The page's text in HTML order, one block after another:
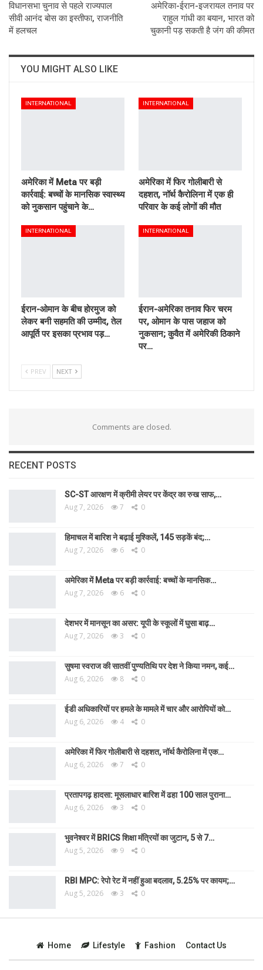
विधानसभा चुनाव से पहले राज्यपाल
सीवी आनंद बोस का इस्तीफा, राजनीति
में हलचल
अमेरिका-ईरान-इजरायल तनाव पर
राहुल गांधी का बयान, भारत को
चुकानी पड़ सकती है जंग की कीमत
YOU MIGHT ALSO LIKE
INTERNATIONAL
अमेरिका में Meta पर बड़ी
कार्रवाई: बच्चों के मानसिक स्वास्थ्य
को नुकसान पहुंचाने के…
INTERNATIONAL
अमेरिका में फिर गोलीबारी से
दहशत, नॉर्थ कैरोलिना में एक ही
परिवार के कई लोगों की मौत
INTERNATIONAL
ईरान-ओमान के बीच होरमुज को
लेकर बनी सहमति की उम्मीद, तेल
आपूर्ति पर इसका प्रभाव पड़…
INTERNATIONAL
ईरान-अमेरिका तनाव फिर चरम
पर, ओमान के पास जहाज को
नुकसान; कुवैत में अमेरिकी ठिकाने
पर…
PREV NEXT
Comments are closed.
RECENT POSTS
SC-ST आरक्षण में क्रीमी लेयर पर केंद्र का रुख साफ,…
Aug 7, 2026 7 0
हिमाचल में बारिश ने बढ़ाई मुश्किलें, 145 सड़कें बंद;…
Aug 7, 2026 6 0
अमेरिका में Meta पर बड़ी कार्रवाई: बच्चों के मानसिक…
Aug 7, 2026 6 0
देशभर में मानसून का असर: यूपी के स्कूलों में घुसा बाढ़…
Aug 7, 2026 3 0
सुषमा स्वराज की सातवीं पुण्यतिथि पर देश ने किया नमन, कई…
Aug 6, 2026 8 0
ईडी अधिकारियों पर हमले के मामले में चार और आरोपियों को…
Aug 6, 2026 4 0
अमेरिका में फिर गोलीबारी से दहशत, नॉर्थ कैरोलिना में एक…
Aug 6, 2026 7 0
प्रतापगढ़ हादसा: मूसलाधार बारिश में ढहा 100 साल पुराना…
Aug 6, 2026 3 0
भुवनेश्वर में BRICS शिक्षा मंत्रियों का जुटान, 5 से 7…
Aug 5, 2026 9 0
RBI MPC: रेपो रेट में नहीं हुआ बदलाव, 5.25% पर कायम;…
Aug 5, 2026 3 0
Home Lifestyle Fashion Contact Us